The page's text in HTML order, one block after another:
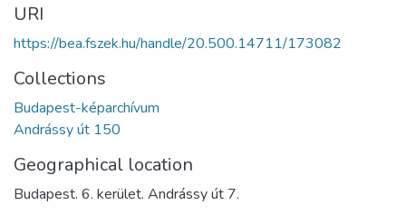
URI
https://bea.fszek.hu/handle/20.500.14711/173082
Collections
Budapest-képarchívum
Andrássy út 150
Geographical location
Budapest. 6. kerület. Andrássy út 7.